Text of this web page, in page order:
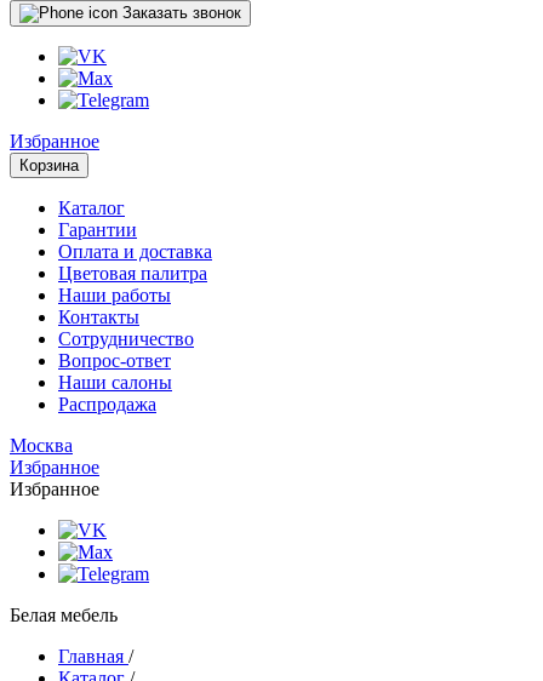
Заказать звонок
Избранное
Корзина
Каталог
Гарантии
Оплата и доставка
Цветовая палитра
Наши работы
Контакты
Сотрудничество
Вопрос-ответ
Наши салоны
Распродажа
Москва
Избранное
Избранное
Белая мебель
Главная /